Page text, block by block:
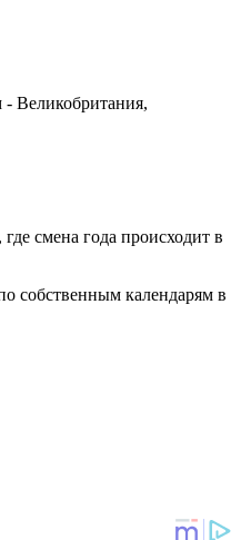
Великобритания,
смена года происходит в
собственным календарям в